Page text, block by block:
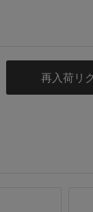
再入荷リ